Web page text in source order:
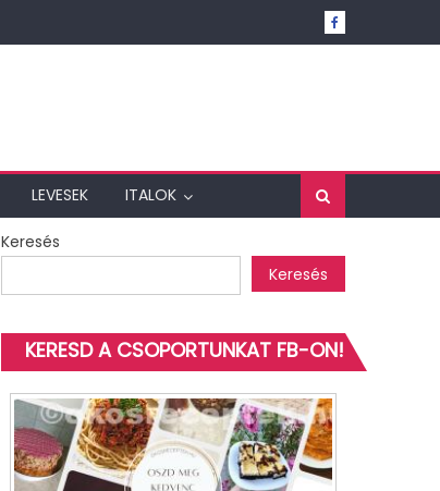
LEVESEK ITALOK
Keresés
Keresés
KERESD A CSOPORTUNKAT FB-ON!